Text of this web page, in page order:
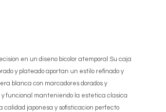
en un diseno bicolor atemporal Su caja
y plateado aportan un estilo refinado y
blanca con marcadores dorados y
funcional manteniendo la estetica clasica
japonesa y sofisticacion perfecto